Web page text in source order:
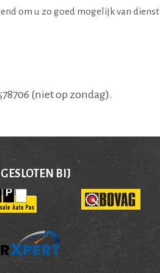
om u zo goed mogelijk van dienst
(niet op zondag).
BIJ